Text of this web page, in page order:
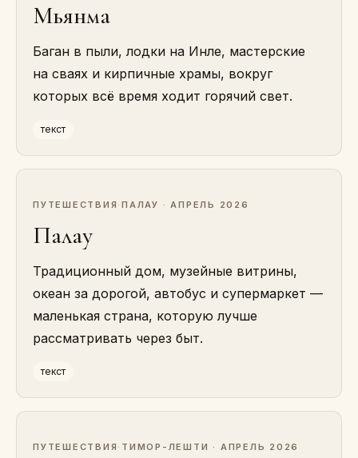
Мьянма
Баган в пыли, лодки на Инле, мастерские
на сваях и кирпичные храмы, вокруг
которых всё время ходит горячий свет.
текст
ПУТЕШЕСТВИЯ ·ПАЛАУ · АПРЕЛЬ 2026
Палау
Традиционный дом, музейные витрины,
океан за дорогой, автобус и супермаркет —
маленькая страна, которую лучше
рассматривать через быт.
текст
ПУТЕШЕСТВИЯ · ТИМОР-ЛЕШТИ · АПРЕЛЬ 2026